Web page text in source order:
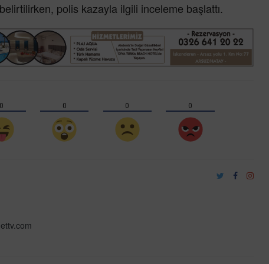
polis kazayla ilgili inceleme başlattı.
0 0 0 0